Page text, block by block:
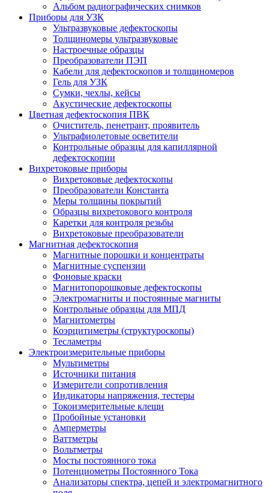
Альбом радиографических снимков
Приборы для УЗК
Ультразвуковые дефектоскопы
Толщиномеры ультразвуковые
Настроечные образцы
Преобразователи ПЭП
Кабели для дефектоскопов и толщиномеров
Гель для УЗК
Сумки, чехлы, кейсы
Акустические дефектоскопы
Цветная дефектоскопия ПВК
Очиститель, пенетрант, проявитель
Ультрафиолетовые осветители
Контрольные образцы для капиллярной
дефектоскопии
Вихретоковые приборы
Вихретоковые дефектоскопы
Преобразователи Константа
Меры толщины покрытий
Образцы вихретокового контроля
Каретки для контроля резьбы
Вихретоковые преобразователи
Магнитная дефектоскопия
Магнитные порошки и концентраты
Магнитные суспензии
Фоновые краски
Магнитопорошковые дефектоскопы
Электромагниты и постоянные магниты
Контрольные образцы для МПД
Магнитометры
Коэрцитиметры (структуроскопы)
Тесламетры
Электроизмерительные приборы
Мультиметры
Источники питания
Измерители сопротивления
Индикаторы напряжения, тестеры
Токоизмерительные клещи
Пробойные установки
Амперметры
Ваттметры
Вольтметры
Мосты постоянного тока
Потенциометры Постоянного Тока
Анализаторы спектра, цепей и электромагнитного